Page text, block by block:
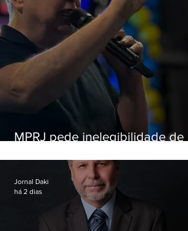
MPRJ pede inelegibilidade de
Jornal Daki
há 2 dias